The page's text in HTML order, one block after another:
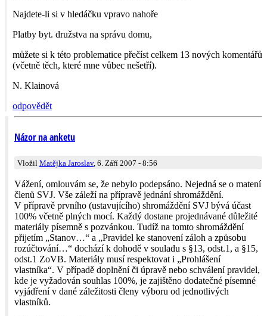
Najdete-li si v hledáčku vpravo nahoře
Platby byt. družstva na správu domu,
můžete si k této problematice přečíst celkem 13 nových komentářů
(včetně těch, které mne vůbec nešetří).
N. Klainová
odpovědět
Názor na anketu
Vložil Matějka Jaroslav, 6. Září 2007 - 8:56
Vážení, omlouvám se, že nebylo podepsáno. Nejedná se o matení
členů SVJ. Vše záleží na přípravě jednání shromáždění.
V přípravě prvního (ustavujícího) shromáždění SVJ bývá účast
100% včetně plných mocí. Každý dostane projednávané důležité
materiály písemně s pozvánkou. Tudíž na tomto shromáždění
přijetím „Stanov…“ a „Pravidel ke stanovení záloh a způsobu
rozúčtování…“ dochází k dohodě v souladu s §13, odst.1, a §15,
odst.1 ZoVB. Materiály musí respektovat i „Prohlášení
vlastníka“. V případě doplnění či úpravě nebo schválení pravidel,
kde je vyžadován souhlas 100%, je zajištěno dodatečné písemné
vyjádření v dané záležitosti členy výboru od jednotlivých
vlastníků.